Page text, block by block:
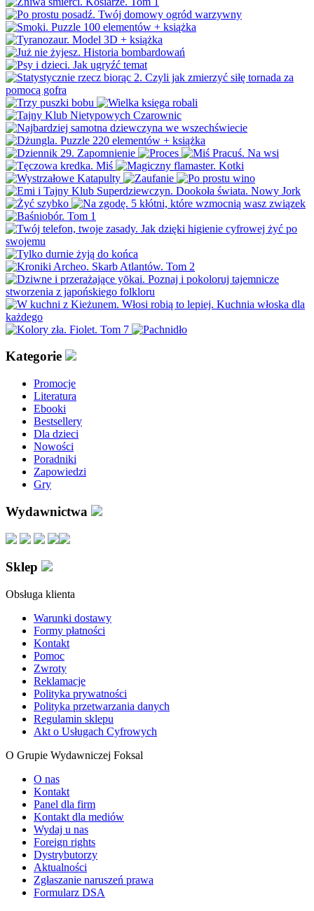
Kategorie
Promocje
Literatura
Ebooki
Bestsellery
Dla dzieci
Nowości
Poradniki
Zapowiedzi
Gry
Wydawnictwa
Sklep
Obsługa klienta
Warunki dostawy
Formy płatności
Kontakt
Pomoc
Zwroty
Reklamacje
Polityka prywatności
Polityka przetwarzania danych
Regulamin sklepu
Akt o Usługach Cyfrowych
O Grupie Wydawniczej Foksal
O nas
Kontakt
Panel dla firm
Kontakt dla mediów
Wydaj u nas
Foreign rights
Dystrybutorzy
Aktualności
Zgłaszanie naruszeń prawa
Formularz DSA